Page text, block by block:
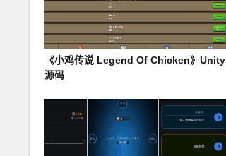
《小鸡传说 Legend Of Chicken》Unity
源码